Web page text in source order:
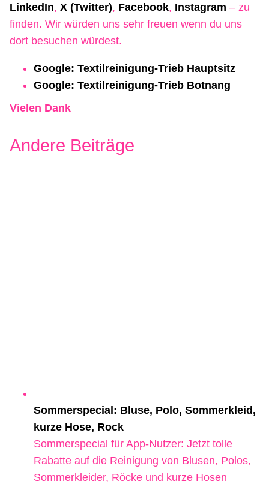
LinkedIn, X (Twitter), Facebook, Instagram – zu
finden. Wir würden uns sehr freuen wenn du uns
dort besuchen würdest.
Google: Textilreinigung-Trieb Hauptsitz
Google: Textilreinigung-Trieb Botnang
Vielen Dank
Andere Beiträge
Sommerspecial: Bluse, Polo, Sommerkleid,
kurze Hose, Rock
Sommerspecial für App-Nutzer: Jetzt tolle
Rabatte auf die Reinigung von Blusen, Polos,
Sommerkleider, Röcke und kurze Hosen